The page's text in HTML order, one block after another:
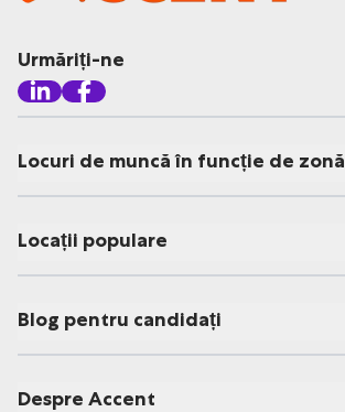
Urmăriți-ne
Locuri de muncă în funcție de zonă
Locații populare
Blog pentru candidați
Despre Accent